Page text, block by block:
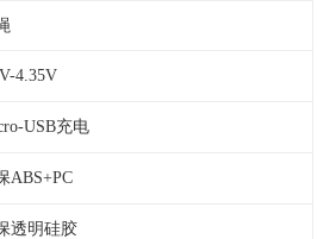
4.35V
USB充电
ABS+PC
透明硅胶